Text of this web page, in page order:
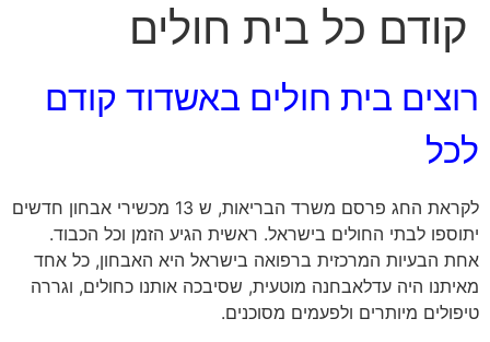
קודם כל בית חולים
רוצים בית חולים באשדוד קודם
לכל
לקראת החג פרסם משרד הבריאות, ש 13 מכשירי אבחון חדשים
יתוספו לבתי החולים בישראל. ראשית הגיע הזמן וכל הכבוד.
אחת הבעיות המרכזית ברפואה בישראל היא האבחון, כל אחד
מאיתנו היה עדלאבחנה מוטעית, שסיבכה אותנו כחולים, וגררה
טיפולים מיותרים ולפעמים מסוכנים.